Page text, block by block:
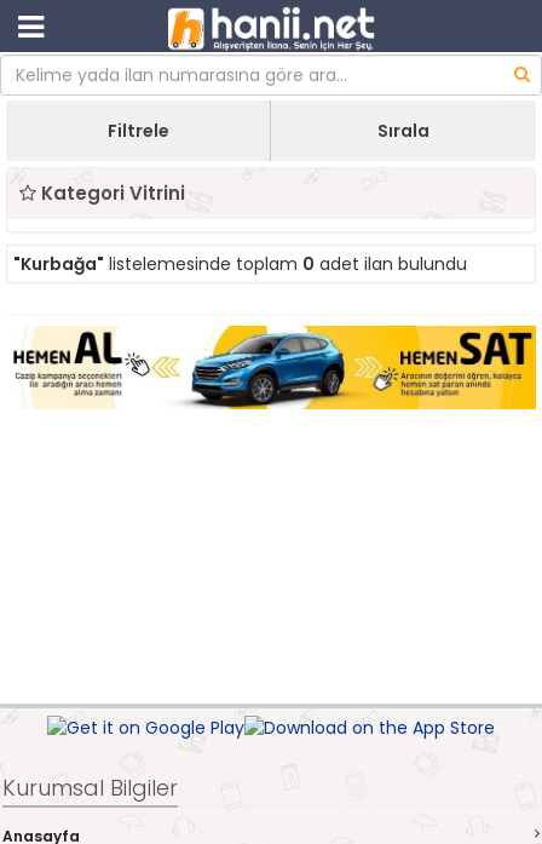
Filtrele Sırala
Kategori Vitrini
"Kurbağa" listelemesinde toplam 0 adet ilan bulundu
Kurumsal Bilgiler
Anasayfa